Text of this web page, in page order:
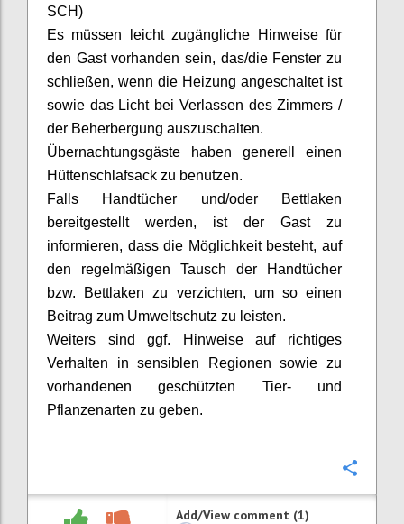
SCH)
Es müssen leicht zugängliche Hinweise für
den Gast vorhanden sein, das/die Fenster zu
schließen, wenn die Heizung angeschaltet ist
sowie das Licht bei Verlassen des Zimmers /
der Beherbergung auszuschalten.
Übernachtungsgäste haben generell einen
Hüttenschlafsack zu benutzen.
Falls Handtücher und/oder Bettlaken
bereitgestellt werden, ist der Gast zu
informieren, dass die Möglichkeit besteht, auf
den regelmäßigen Tausch der Handtücher
bzw. Bettlaken zu verzichten, um so einen
Beitrag zum Umweltschutz zu leisten.
Weiters sind ggf. Hinweise auf richtiges
Verhalten in sensiblen Regionen sowie zu
vorhandenen geschützten Tier- und
Pflanzenarten zu geben.
Add/View comment (1)